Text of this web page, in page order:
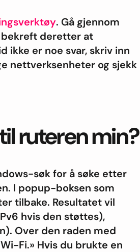
. Gå gjennom
deretter at
ikke er noe svar, skriv inn
nettverksenheter og sjekk
ruteren min?
søk for å søke etter
I popup-boksen som
tilbake. Resultatet vil
hvis den støttes),
Over den raden med
Fi.» Hvis du brukte en